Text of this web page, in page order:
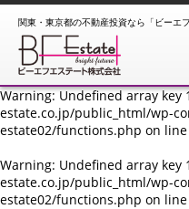
Warning: Undefined array key
estate.co.jp/public_html/wp-
estate02/functions.php
Warning: Undefined array key
estate.co.jp/public_html/wp-
estate02/functions.php on line
Warning: Undefined array key
estate.co.jp/public_html/wp-
estate02/functions.php on line
関東・東京都の不動産投資なら「ビーエ